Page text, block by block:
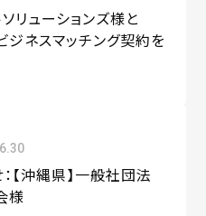
リューションズ様と
ジネスマッチング契約を
【沖縄県】一般社団法
様